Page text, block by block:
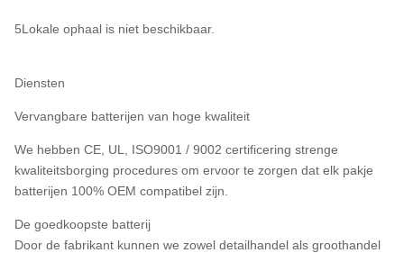
5Lokale ophaal is niet beschikbaar.
Diensten
Vervangbare batterijen van hoge kwaliteit
We hebben CE, UL, ISO9001 / 9002 certificering strenge
kwaliteitsborging procedures om ervoor te zorgen dat elk pakje
batterijen 100% OEM compatibel zijn.
De goedkoopste batterij
Door de fabrikant kunnen we zowel detailhandel als groothandel